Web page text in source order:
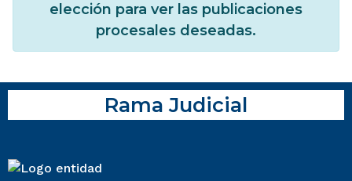
elección para ver las publicaciones
procesales deseadas.
Rama Judicial